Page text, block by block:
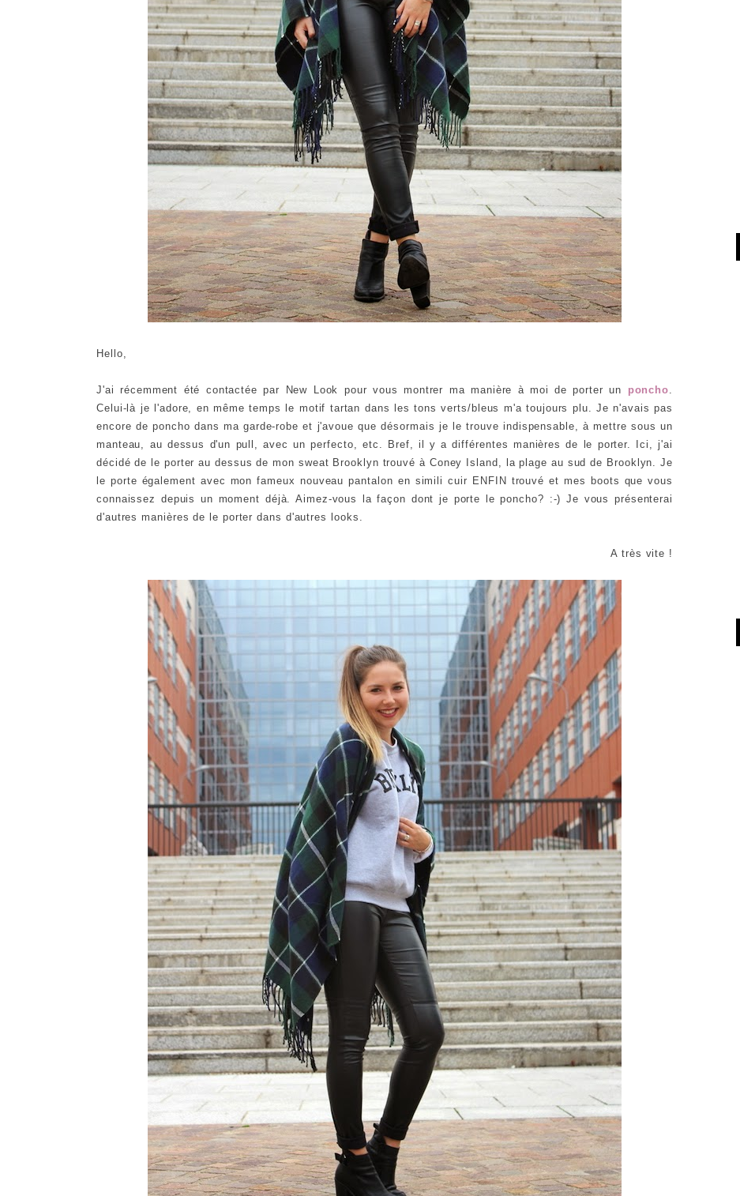
Hello,
J'ai récemment été contactée par New Look pour vous montrer ma manière à moi de porter un poncho.
Celui-là je l'adore, en même temps le motif tartan dans les tons verts/bleus m'a toujours plu. Je n'avais pas
encore de poncho dans ma garde-robe et j'avoue que désormais je le trouve indispensable, à mettre sous un
manteau, au dessus d'un pull, avec un perfecto, etc. Bref, il y a différentes manières de le porter. Ici, j'ai
décidé de le porter au dessus de mon sweat Brooklyn trouvé à Coney Island, la plage au sud de Brooklyn. Je
le porte également avec mon fameux nouveau pantalon en simili cuir ENFIN trouvé et mes boots que vous
connaissez depuis un moment déjà. Aimez-vous la façon dont je porte le poncho? :-) Je vous présenterai
d'autres manières de le porter dans d'autres looks.
A très vite !